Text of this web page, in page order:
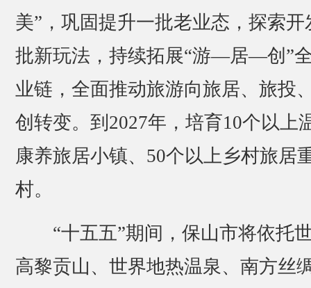
美”，巩固提升一批老业态，探索开
批新玩法，持续拓展“游—居—创”
业链，全面推动旅游向旅居、旅投
创转变。到2027年，培育10个以上
康养旅居小镇、50个以上乡村旅居
村。
“十五五”期间，保山市将依托
高黎贡山、世界地热温泉、南方丝